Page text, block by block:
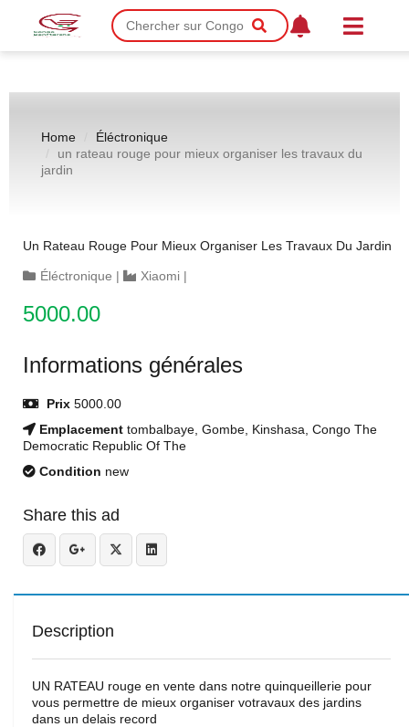
Home
Éléctronique
un rateau rouge pour mieux organiser les travaux du
jardin
Un Rateau Rouge Pour Mieux Organiser Les Travaux Du Jardin
Éléctronique | Xiaomi |
5000.00
Informations générales
Prix 5000.00
Emplacement tombalbaye, Gombe, Kinshasa, Congo The
Democratic Republic Of The
Condition new
Share this ad
Description
UN RATEAU rouge en vente dans notre quinqueillerie pour
vous permettre de mieux organiser votravaux des jardins
dans un delais record